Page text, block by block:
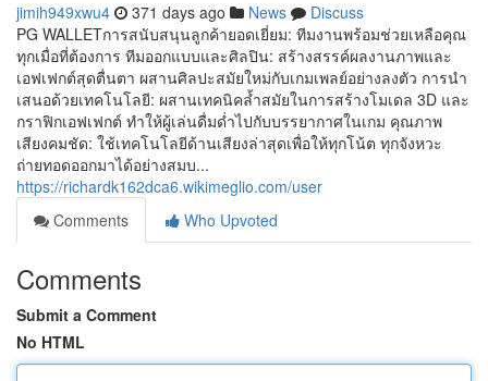
jimih949xwu4 371 days ago News
Discuss
PG WALLETการสนับสนุนลูกค้ายอดเยี่ยม: ทีมงานพร้อมช่วยเหลือคุณ
ทุกเมื่อที่ต้องการ ทีมออกแบบและศิลปิน: สร้างสรรค์ผลงานภาพและ
เอฟเฟกต์สุดตื่นตา ผสานศิลปะสมัยใหม่กับเกมเพลย์อย่างลงตัว การนำ
เสนอด้วยเทคโนโลยี: ผสานเทคนิคล้ำสมัยในการสร้างโมเดล 3D และ
กราฟิกเอฟเฟกต์ ทำให้ผู้เล่นดื่มด่ำไปกับบรรยากาศในเกม คุณภาพ
เสียงคมชัด: ใช้เทคโนโลยีด้านเสียงล่าสุดเพื่อให้ทุกโน้ต ทุกจังหวะ
ถ่ายทอดออกมาได้อย่างสมบ...
https://richardk162dca6.wikimeglio.com/user
Comments
Who Upvoted
Comments
Submit a Comment
No HTML